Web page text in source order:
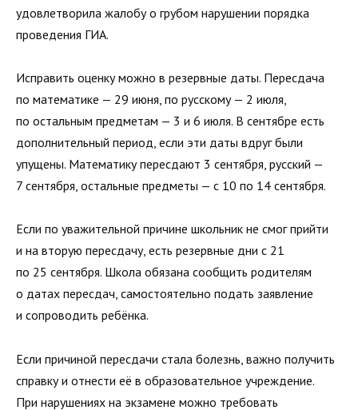
удовлетворила жалобу о грубом нарушении порядка
проведения ГИА.
Исправить оценку можно в резервные даты. Пересдача
по математике — 29 июня, по русскому — 2 июля,
по остальным предметам — 3 и 6 июля. В сентябре есть
дополнительный период, если эти даты вдруг были
упущены. Математику пересдают 3 сентября, русский —
7 сентября, остальные предметы — с 10 по 14 сентября.
Если по уважительной причине школьник не смог прийти
и на вторую пересдачу, есть резервные дни с 21
по 25 сентября. Школа обязана сообщить родителям
о датах пересдач, самостоятельно подать заявление
и сопроводить ребёнка.
Если причиной пересдачи стала болезнь, важно получить
справку и отнести её в образовательное учреждение.
При нарушениях на экзамене можно требовать